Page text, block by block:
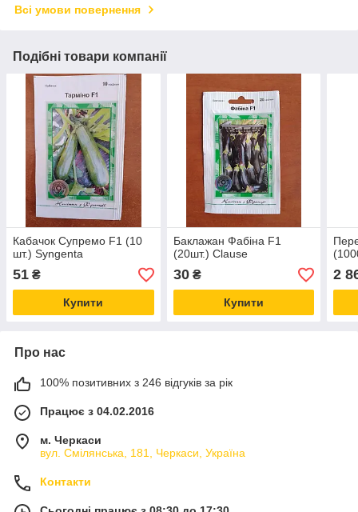
Всі умови повернення
Подібні товари компанії
Кабачок Супремо F1 (10
шт.) Syngenta
51 ₴
Купити
Баклажан Фабіна F1
(20шт.) Clause
30₴
Купити
2
Про нас
100% позитивних з 246 відгуків за рік
Працює з 04.02.2016
м. Черкаси
вул. Смілянська, 181, Черкаси, Україна
Контакти